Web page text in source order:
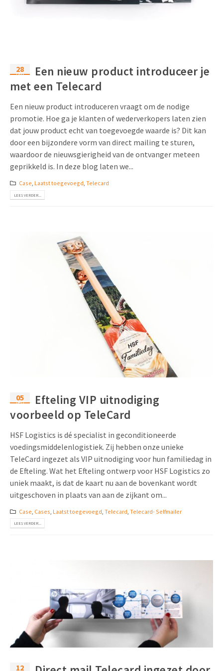
28
jan
Een nieuw product introduceer je
met een Telecard
Een nieuw product introduceren vraagt om de nodige
promotie. Hoe ga je klanten of wederverkopers laten zien
dat jouw product echt van toegevoegde waarde is? Dit kan
door een bijzondere vorm van direct mailing te sturen,
waardoor de nieuwsgierigheid van de ontvanger meteen
geprikkeld is. In deze blog laten we...
Case, Laatst toegevoegd, Telecard
LEES VERDER...
05
feb
Efteling VIP uitnodiging
voorbeeld op TeleCard
HSF Logistics is dé specialist in geconditioneerde
voedingsmiddelenlogistiek. Zij hebben onze unieke
TeleCard ingezet als VIP uitnodiging voor hun familiedag in
de Efteling. Wat het Efteling ontwerp voor HSF Logistics zo
uniek maakt, is dat de kaart nu aan de bovenkant wordt
uitgeschoven in plaats van aan de zijkant om...
Case Cases Laatst toegevoegd Telecard Telecard- Selfmailer
LEES VERDER...
12
Twin Sliders
Tabkaarten
Budget kaarten
Andere opvallende mailings
Alle producten
Marketing in de Zorg
Duurzame Marketing
Marketing voor Scholen
Horeca Marketing
Food Marketing
Kalender maken
Contactgegevens
Duurzaamheid
Brochure downloaden